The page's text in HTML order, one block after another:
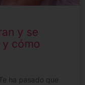
y se
y cómo
ha pasado que